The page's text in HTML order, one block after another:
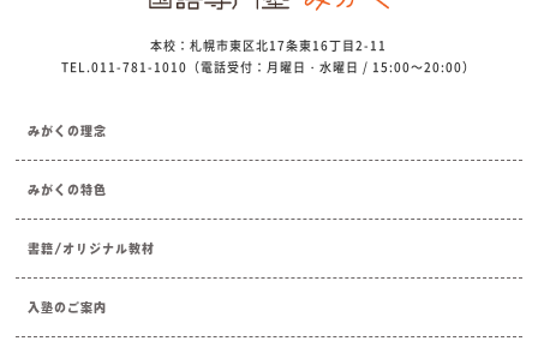
本校：札幌市東区北17条東16丁目2-11
TEL.011-781-1010（電話受付：月曜日・水曜日 / 15:00～20:00）
みがくの理念
みがくの特色
書籍/オリジナル教材
入塾のご案内